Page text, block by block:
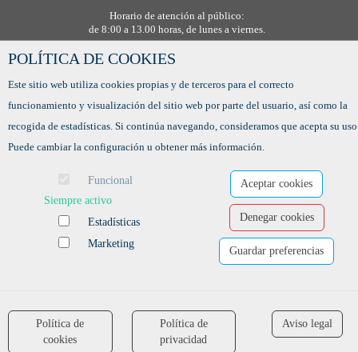
Horario de atención al público:
de 8:00 a 13.00 horas, de lunes a viernes.
Ofertas de empleo
Formación
Política de Cookies Accesibilidad
POLÍTICA DE COOKIES
Este sitio web utiliza cookies propias y de terceros para el correcto
funcionamiento y visualización del sitio web por parte del usuario, así como la
recogida de estadísticas. Si continúa navegando, consideramos que acepta su
Puede cambiar la configuración u obtener más información.
Funcional
Siempre activo
Estadísticas
Marketing
Aceptar cookies
Denegar cookies
Guardar preferencias
Política de
cookies
Política de
privacidad
Aviso legal